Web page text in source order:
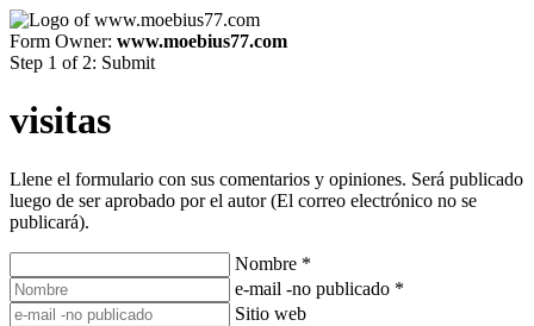
Form Owner: www.moebius77.com
Step 1 of 2: Submit
visitas
Llene el formulario con sus comentarios y opiniones. Será publicado
luego de ser aprobado por el autor (El correo electrónico no se
publicará).
Nombre *
e-mail -no publicado *
Sitio web